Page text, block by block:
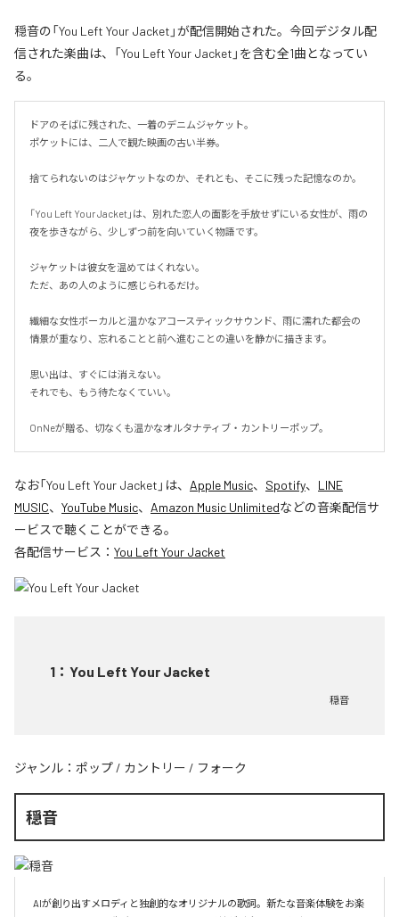
穏音の「You Left Your Jacket」が配信開始された。今回デジタル配
信された楽曲は、「You Left Your Jacket」を含む全1曲となってい
る。
ドアのそばに残された、一着のデニムジャケット。
ポケットには、二人で観た映画の古い半券。
捨てられないのはジャケットなのか、それとも、そこに残った記憶なのか。
「You Left Your Jacket」は、別れた恋人の面影を手放せずにいる女性が、雨の
夜を歩きながら、少しずつ前を向いていく物語です。
ジャケットは彼女を温めてはくれない。
ただ、あの人のように感じられるだけ。
繊細な女性ボーカルと温かなアコースティックサウンド、雨に濡れた都会の
情景が重なり、忘れることと前へ進むことの違いを静かに描きます。
思い出は、すぐには消えない。
それでも、もう待たなくていい。
OnNeが贈る、切なくも温かなオルタナティブ・カントリーポップ。
なお「You Left Your Jacket 」は、 Apple Music、 Spotify、 LINE
MUSIC、 YouTube Music、 Amazon Music Unlimitedなどの音楽配信サ
ービスで聴くことができる。
各配信サービス： You Left Your Jacket
1 ： You Left Your Jacket
穏音
ジャンル： ポップ / カントリー / フォーク
穏音
AIが創り出すメロディと独創的なオリジナルの歌詞。新たな音楽体験をお楽